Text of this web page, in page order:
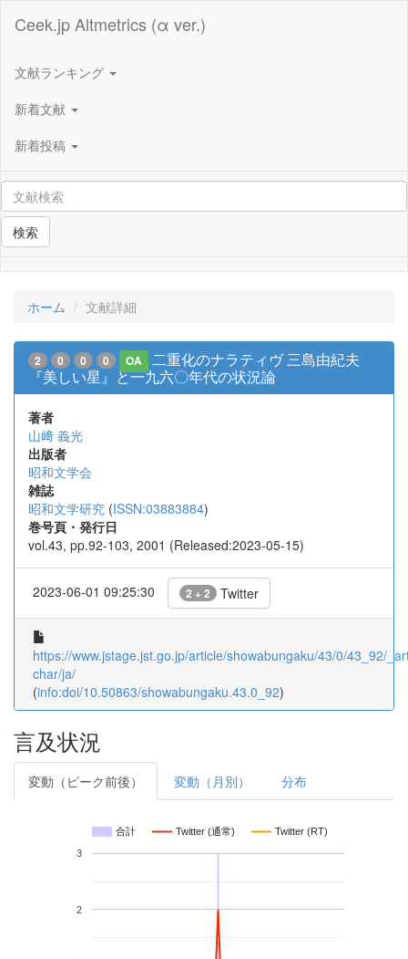
Ceek.jp Altmetrics (α ver.)
文献ランキング
新着文献
新着投稿
検索
ホーム 文献詳細
2 0 0 0 OA
二重化のナラティヴ 三島由紀夫
『美しい星』と一九六〇年代の状況論
著者
山﨑 義光
出版者
昭和文学会
雑誌
昭和文学研究 (ISSN:03883884)
巻号頁・発行日
vol.43, pp.92-103, 2001 (Released:2023-05-15)
2023-06-01 09:25:30 2 + 2 Twitter
https://www.jstage.jst.go.jp/article/showabungaku/43/0/43_92/
char/ja/
(info:doi/10.50863/showabungaku.43.0_92)
言及状況
変動（ピーク前後） 変動（月別） 分布
合計 Twitter (通常) Twitter (RT)
2
3